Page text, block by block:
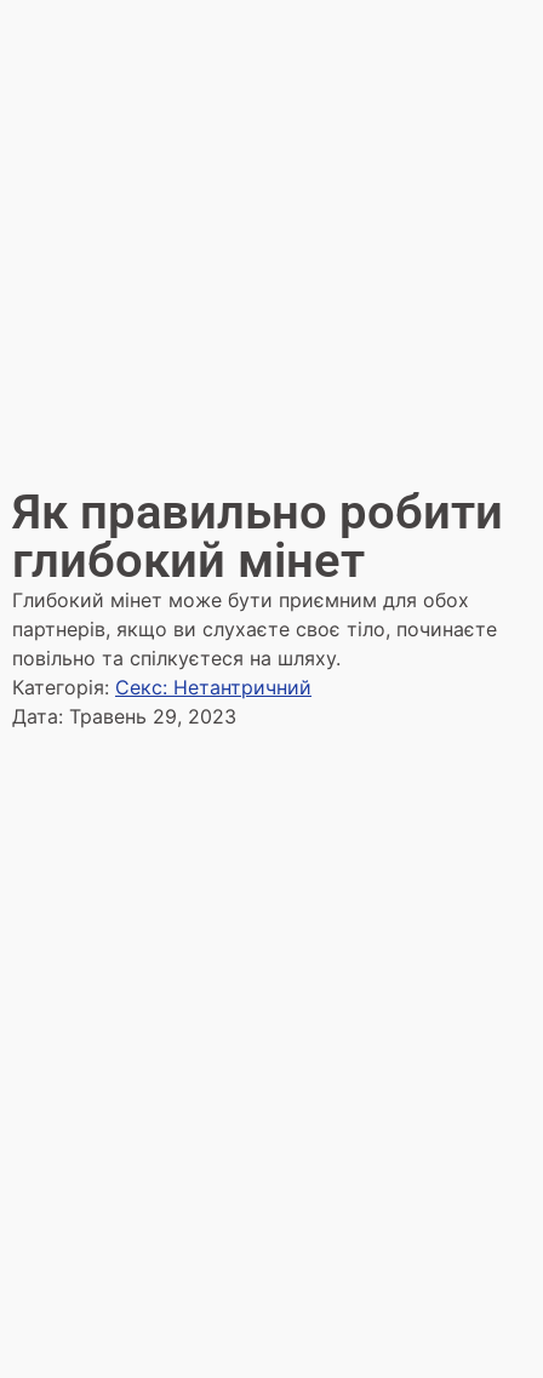
Як правильно робити
глибокий мінет
Глибокий мінет може бути приємним для обох
партнерів, якщо ви слухаєте своє тіло, починаєте
повільно та спілкуєтеся на шляху.
Категорія: Секс: Нетантричний
Дата: Травень 29, 2023